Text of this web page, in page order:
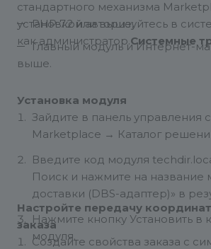
стандартного механизма
установкой авторизуйтесь в
как администратор.Системные
PHP 7.2 или выше;
Главный модуль и Интернет-
выше.
Установка модуля
Зайдите в панель управления
Marketplace → Каталог
Введите код модуля
Поиск и нажмите на название
доставки (DBS-адаптер)» в
Нажмите кнопку Установить в
модуля.
Настройте передачу координат
заказа
Создайте свойства заказа с